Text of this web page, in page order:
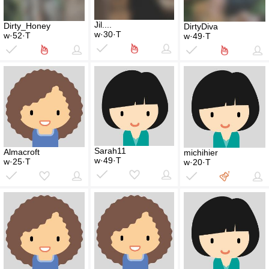
Dirty_Honey
w·52·T
Jil....
w·30·T
DirtyDiva
w·49·T
Almacroft
w·25·T
Sarah11
w·49·T
michihier
w·20·T